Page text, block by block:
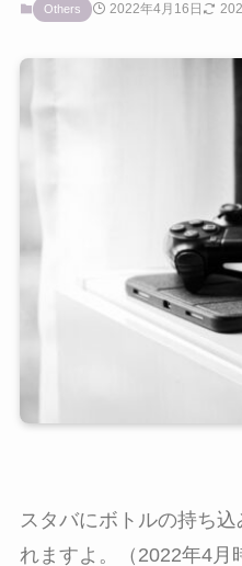
Others 2022年4月16日
スタバにボトルの持ち
れますよ。（2022年4月